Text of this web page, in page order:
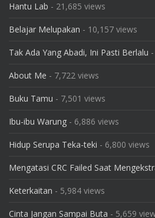
Hantu Lab - 21,685 views
Belajar Melupakan - 10,157 views
Tak Ada Yang Abadi, Ini Pasti Berlalu
About Me - 7,722 views
Buku Tamu - 7,501 views
Ibu-ibu Warung - 6,886 views
Hidup Serupa Teka-teki - 6,800 views
Mengatasi CRC Failed Saat
Keterkaitan - 5,984 views
Cinta Jangan Sampai Buta - 5,659